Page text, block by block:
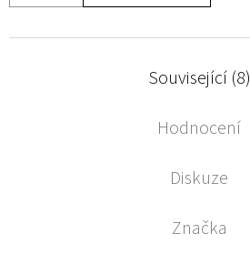
Související (8)
Hodnocení
Diskuze
Značka